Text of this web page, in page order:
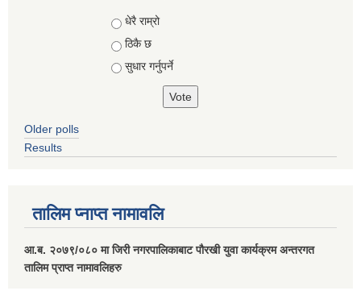
Choices
धेरै राम्रो
ठिकै छ
सुधार गर्नुपर्ने
Older polls
Results
तालिम प्नाप्त नामावलि
आ.ब. २०७९/०८० मा जिरी नगरपालिकाबाट पौरखी युवा कार्यक्रम अन्तरगत
तालिम प्राप्त नामावलिहरु